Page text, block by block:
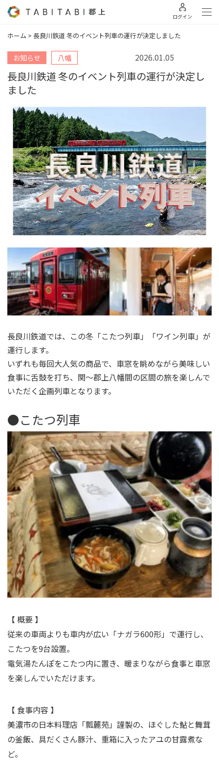
ログイン
ホーム > 長良川鉄道 冬のイベント列車の運行が決定しました
お知らせ 八幡 2026.01.05
長良川鉄道 冬のイベント列車の運行が決定し
ました
長良川鉄道では、この冬「こたつ列車」「ワイン列車」が
運行します。
いずれも毎回大人気の商品で、車窓を眺めながら美味しい
食事に舌鼓を打ち、関〜郡上八幡間の区間の旅を楽しんで
いただく企画列車となります。
●こたつ列車
【 概要 】
従来の車両よりも車内が広い「ナガラ600形」で運行し、
こたつを9台設置。
電気湯たんぽをこたつ内に置き、暖まりながら食事と車窓
を楽しんでいただけます。
【 食事内容 】
美濃市の日本料理店「瓢麓苑」謹製の、ほぐした鮎と舞茸
の釜飯、具だくさん豚汁、重箱に入ったアユの甘露煮な
ど。